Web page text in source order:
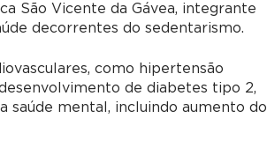
São Vicente da Gávea, integrante
decorrentes do sedentarismo.
como hipertensão
de diabetes tipo 2,
saúde mental, incluindo aumento do